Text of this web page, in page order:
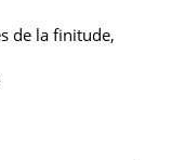
de la finitude,